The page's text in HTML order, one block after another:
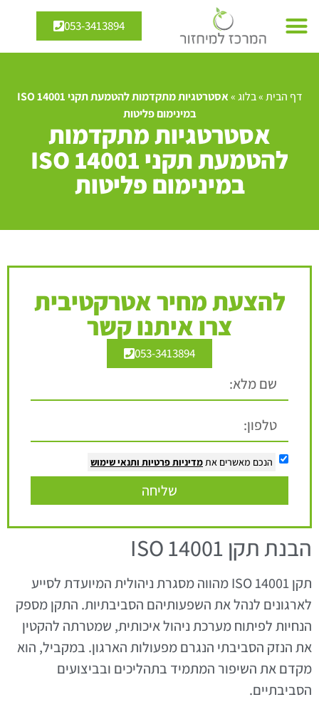
053-3413894
דף הבית»בלוג»
אסטרטגיות מתקדמות להטמעת תקני ISO 14001
במינימום פליטות
אסטרטגיות מתקדמות
להטמעת תקני ISO 14001
במינימום פליטות
להצעת מחיר אטרקטיבית
צרו איתנו קשר
053-3413894
הנכם מאשרים את מדיניות פרטיות ותנאי שימוש
שליחה
הבנת תקן ISO 14001
תקן ISO 14001 מהווה מסגרת ניהולית המיועדת לסייע
לארגונים לנהל את השפעותיהם הסביבתיות. התקן מספק
הנחיות לפיתוח מערכת ניהול איכותית, שמטרתה להקטין
את הנזק הסביבתי הנגרם מפעולות הארגון. במקביל, הוא
מקדם את השיפור המתמיד בתהליכים ובביצועים
הסביבתיים.